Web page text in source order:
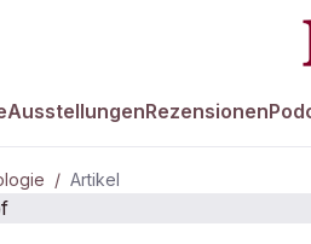
AusstellungenRezensionen
/ Artikel